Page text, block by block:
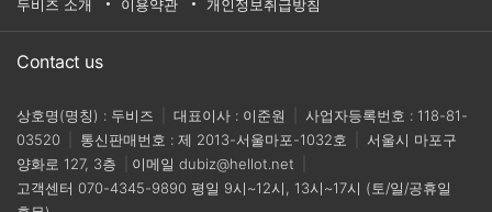
두비즈 소개 이용약관 개인정보취급방침
Contact us
상호명(명칭) : 두비즈 대표이사 : 이준원
사업자등록번호 : 118-81-
03520
통신판매번호 : 제 2013-서울마포-1032호
서울시 마포구
양화로 127, 3층
이메일 dubiz@hellot.net
고객센터 070-4345-9890 평일 9시~12시, 13시~17시 (토/일/공휴일